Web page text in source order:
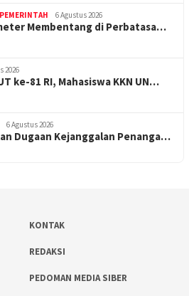
PEMERINTAH 6 Agustus 2026
Membentang di Perbatasa…
2026
ke-81 RI, Mahasiswa KKN UN…
6 Agustus 2026
Dugaan Kejanggalan Penanga…
KONTAK
REDAKSI
PEDOMAN MEDIA SIBER